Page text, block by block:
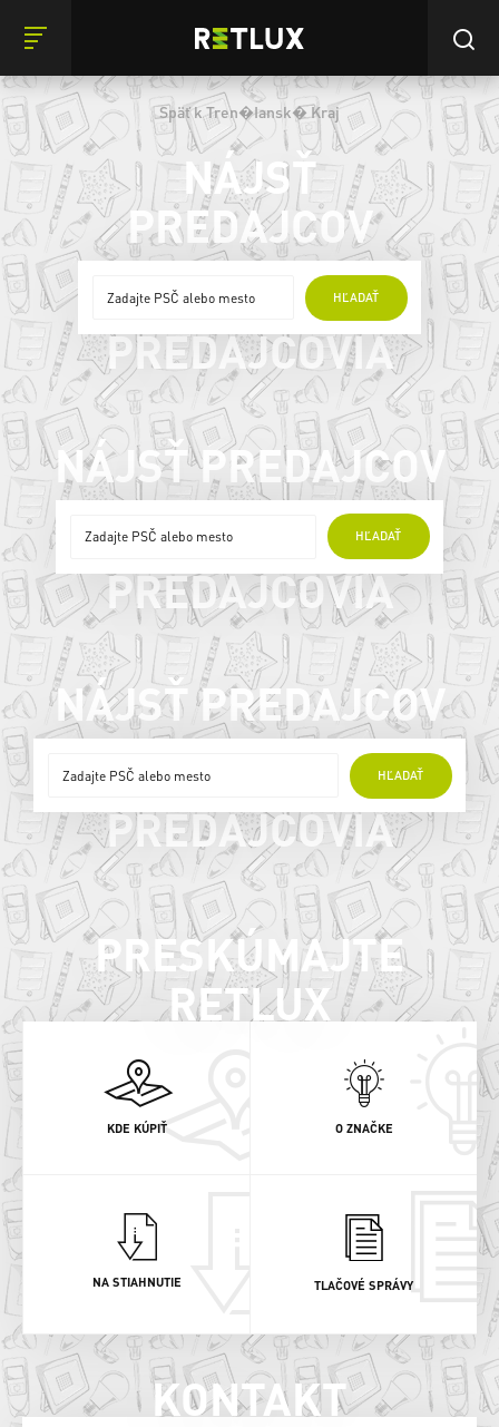
Späť k Tren�Iansk� Kraj
NÁJSŤ
PREDAJCOV
HĽADAŤ
ONLINE
PREDAJCOVIA
NÁJSŤ PREDAJCOV
HĽADAŤ
ONLINE
PREDAJCOVIA
NÁJSŤ PREDAJCOV
HĽADAŤ
ONLINE
PREDAJCOVIA
PRESKÚMAJTE
RETLUX
KDE KÚPIŤ O ZNAČKE
NA STIAHNUTIE TLAČOVÉ SPRÁVY
KONTAKT